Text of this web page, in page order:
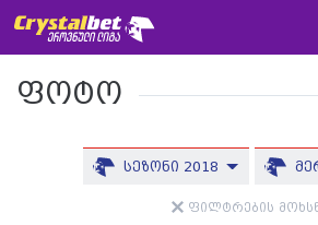
ფოტო
სეზონი 2018
ფილტრების